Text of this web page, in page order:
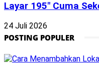
Layar 195″ Cuma
24 Juli 2026
POSTING POPULER